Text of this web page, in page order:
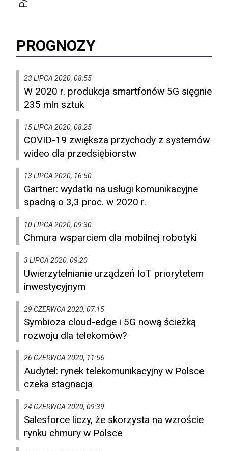
PROGNOZY
23 LIPCA 2020, 08:55
W 2020 r. produkcja smartfonów 5G sięgnie
235 mln sztuk
15 LIPCA 2020, 08:25
COVID-19 zwiększa przychody z systemów
wideo dla przedsiębiorstw
13 LIPCA 2020, 16:50
Gartner: wydatki na usługi komunikacyjne
spadną o 3,3 proc. w 2020 r.
10 LIPCA 2020, 09:30
Chmura wsparciem dla mobilnej robotyki
3 LIPCA 2020, 09:20
Uwierzytelnianie urządzeń IoT priorytetem
inwestycyjnym
29 CZERWCA 2020, 07:15
Symbioza cloud-edge i 5G nową ścieżką
rozwoju dla telekomów?
26 CZERWCA 2020, 11:56
Audytel: rynek telekomunikacyjny w Polsce
czeka stagnacja
24 CZERWCA 2020, 09:39
Salesforce liczy, że skorzysta na wzroście
rynku chmury w Polsce